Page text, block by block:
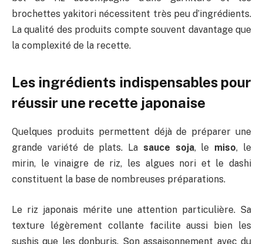
brochettes yakitori nécessitent très peu d’ingrédients.
La qualité des produits compte souvent davantage que
la complexité de la recette.
Les ingrédients indispensables pour
réussir une recette japonaise
Quelques produits permettent déjà de préparer une
grande variété de plats. La sauce soja, le miso, le
mirin, le vinaigre de riz, les algues nori et le dashi
constituent la base de nombreuses préparations.
Le riz japonais mérite une attention particulière. Sa
texture légèrement collante facilite aussi bien les
sushis que les donburis. Son assaisonnement avec du